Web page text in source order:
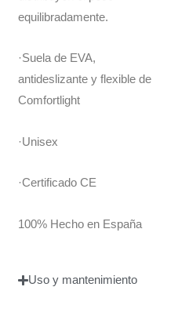
equilibradamente.
·Suela de EVA,
antideslizante y flexible de
Comfortlight
·Unisex
·Certificado CE
100% Hecho en España
Uso y mantenimiento